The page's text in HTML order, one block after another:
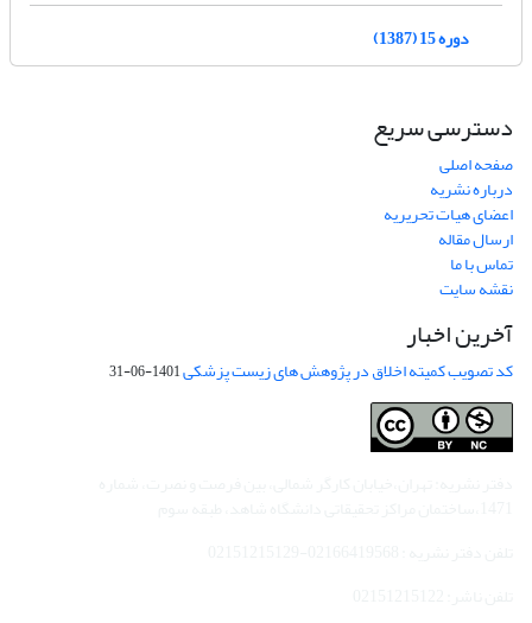
دوره 15 (1387)
دسترسی سریع
صفحه اصلی
درباره نشریه
اعضای هیات تحریریه
ارسال مقاله
تماس با ما
نقشه سایت
آخرین اخبار
کد تصویب کمیته اخلاق در پژوهش های زیست پزشکی1401-06-31